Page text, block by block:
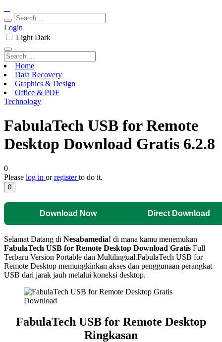
Login
Light Dark
Home
Data Recovery
Graphics & Design
Office & PDF
Technology
FabulaTech USB for Remote
Desktop Download Gratis 6.2.8
0
Please log in orregisterto do it.
0
Download Now Direct Download
Selamat Datang di Nesabamedia! di mana kamu menemukan
FabulaTech USB for Remote Desktop Download Gratis Full
Terbaru Version Portable dan Multilingual.FabulaTech USB for
Remote Desktop memungkinkan akses dan penggunaan perangkat
USB dari jarak jauh melalui koneksi desktop.
FabulaTech USB for Remote Desktop
Ringkasan